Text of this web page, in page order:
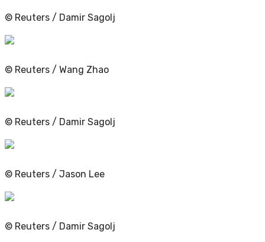
© Reuters / Damir Sagolj
© Reuters / Wang Zhao
© Reuters / Damir Sagolj
© Reuters / Jason Lee
© Reuters / Damir Sagolj